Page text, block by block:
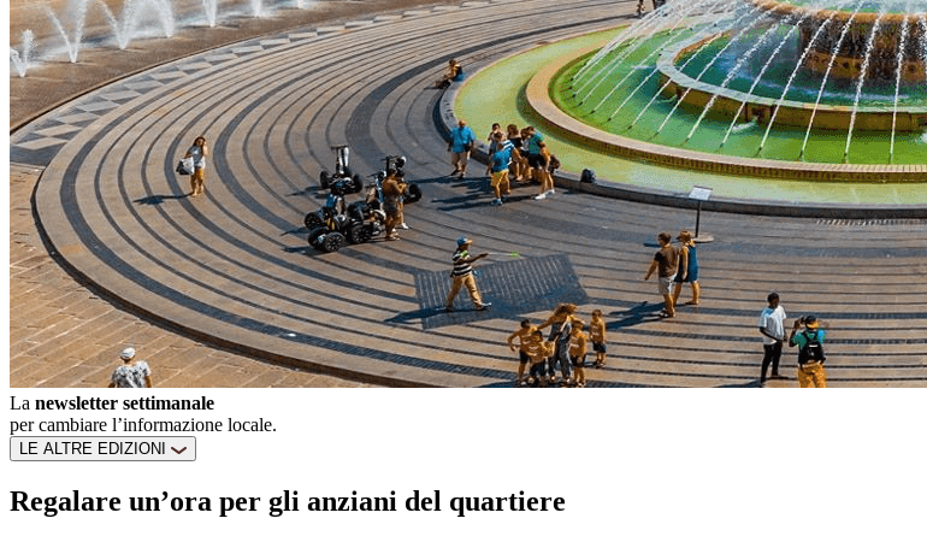
La newsletter settimanale
per cambiare l’informazione locale.
LE ALTRE EDIZIONI
Regalare un’ora per gli anziani del quartiere